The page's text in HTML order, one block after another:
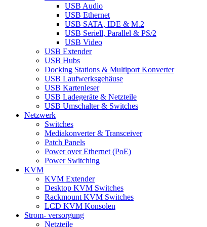
USB Audio
USB Ethernet
USB SATA, IDE & M.2
USB Seriell, Parallel & PS/2
USB Video
USB Extender
USB Hubs
Docking Stations & Multiport Konverter
USB Laufwerksgehäuse
USB Kartenleser
USB Ladegeräte & Netzteile
USB Umschalter & Switches
Netzwerk
Switches
Mediakonverter & Transceiver
Patch Panels
Power over Ethernet (PoE)
Power Switching
KVM
KVM Extender
Desktop KVM Switches
Rackmount KVM Switches
LCD KVM Konsolen
Strom- versorgung
Netzteile